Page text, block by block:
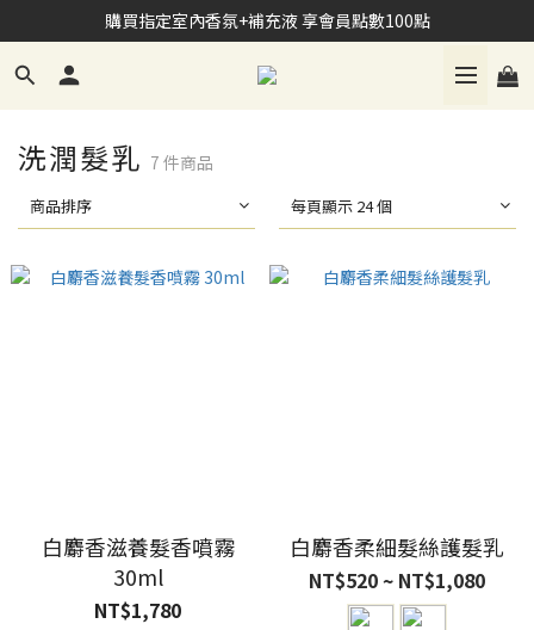
加入Line會員 享NT$100購物禮金
購買指定室內香氛+補充液 享會員點數100點
加入Line會員 享NT$100購物禮金
洗潤髮乳 7 件商品
商品排序 每頁顯示 24 個
白麝香滋養髮香噴霧
30ml
NT$1,780
白麝香柔細髮絲護髮乳
NT$520 ~ NT$1,080